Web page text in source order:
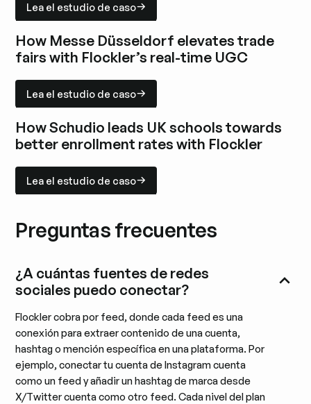
Lea el estudio de caso
How Messe Düsseldorf elevates trade
fairs with Flockler’s real-time UGC
Lea el estudio de caso
How Schudio leads UK schools towards
better enrollment rates with Flockler
Lea el estudio de caso
Preguntas frecuentes
¿A cuántas fuentes de redes
sociales puedo conectar?
Flockler cobra por feed, donde cada feed es una
conexión para extraer contenido de una cuenta,
hashtag o mención específica en una plataforma. Por
ejemplo, conectar tu cuenta de Instagram cuenta
como un feed y añadir un hashtag de marca desde
X/Twitter cuenta como otro feed. Cada nivel del plan